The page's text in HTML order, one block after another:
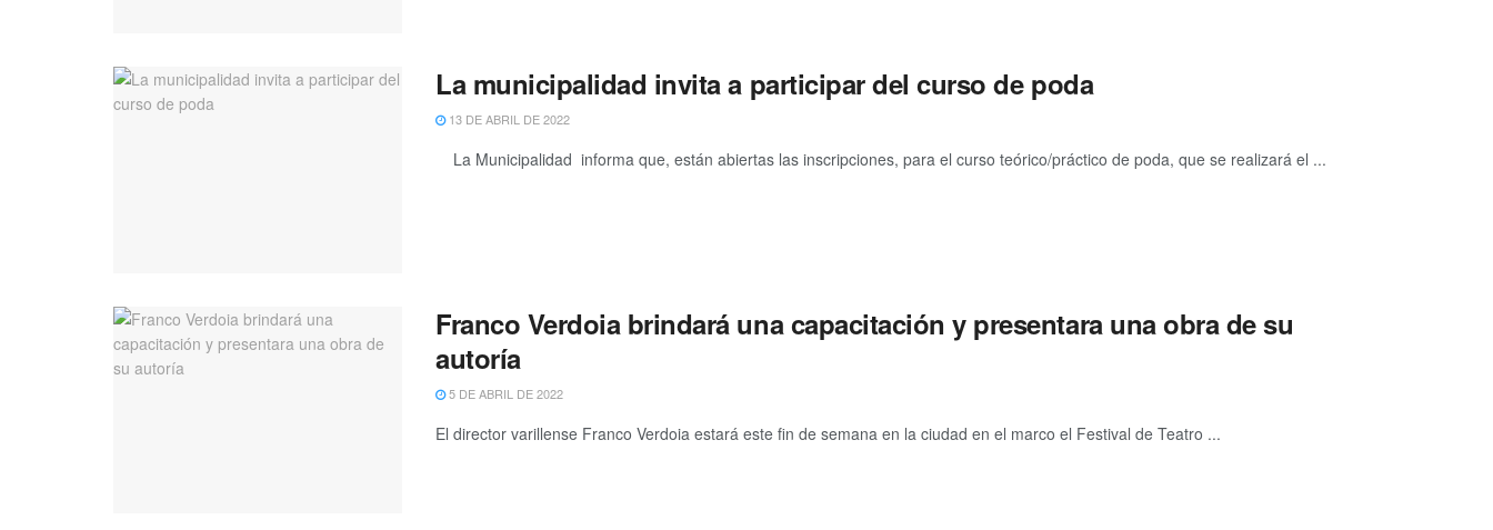
La municipalidad invita a participar del curso de poda
13 DE ABRIL DE 2022
La Municipalidad informa que, están abiertas las inscripciones, para el curso teórico/práctico de poda, que se realizará el ...
Franco Verdoia brindará una capacitación y presentara una obra de su
autoría
5 DE ABRIL DE 2022
El director varillense Franco Verdoia estará este fin de semana en la ciudad en el marco el Festival de Teatro ...